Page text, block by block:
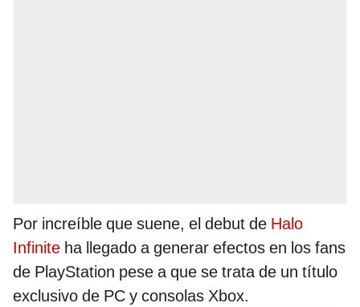
Por increíble que suene, el debut de Halo
Infinite ha llegado a generar efectos en los fans
de PlayStation pese a que se trata de un título
exclusivo de PC y consolas Xbox.